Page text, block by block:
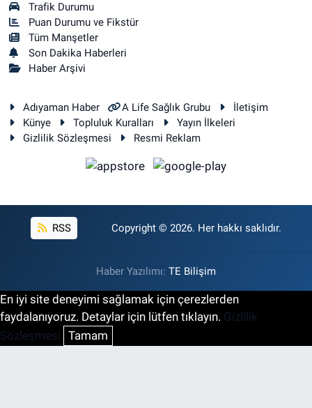
Trafik Durumu
Puan Durumu ve Fikstür
Tüm Manşetler
Son Dakika Haberleri
Haber Arşivi
Adıyaman Haber A Life Sağlık Grubu
İletişim
Künye
Topluluk Kuralları
Yayın İlkeleri
Gizlilik Sözleşmesi
Resmi Reklam
RSS Copyright © 2026. Her hakkı saklıdır.
Haber Yazılımı: TE Bilişim
En iyi site deneyimi sağlamak için çerezlerden
faydalanıyoruz. Detaylar için lütfen tıklayın. Gizlilik
Sözleşmesi Tamam